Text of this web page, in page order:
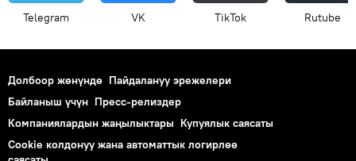
Telegram VK ТikТоk Rutube
Долбоор жөнүндө Пайдалануу эрежелери
Байланыш үчүн Пресс-релиздер
Компаниялардын жаңылыктары Купуялык саясаты
Cookie колдонуу жана автоматтык логирлөө